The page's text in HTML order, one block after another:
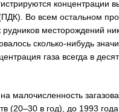
концентрации
Во всем остальном
рудников месторождений
сколько-нибудь
газа всегда в
малочисленность
(20–30 в год), до 1993